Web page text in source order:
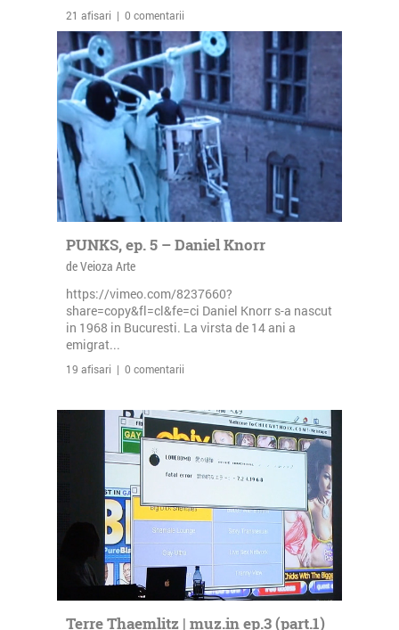
21 afisari | 0 comentarii
PUNKS, ep. 5 – Daniel Knorr
de Veioza Arte
https://vimeo.com/8237660?
share=copy&fl=cl&fe=ci Daniel Knorr s-a nascut
in 1968 in Bucuresti. La virsta de 14 ani a
emigrat...
19 afisari | 0 comentarii
Terre Thaemlitz | muz.in ep.3 (part.1)